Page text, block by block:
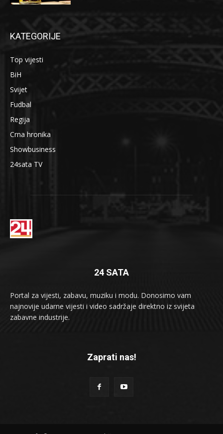
KATEGORIJE
Top vijesti
BiH
Svijet
Fudbal
Regija
Crna hronika
Showbusiness
24sata TV
24 SATA
Portal za vijesti, zabavu, muziku i modu. Donosimo vam
najnovije udarne vijesti i video sadržaje direktno iz svijeta
zabavne industrije.
Zaprati nas!